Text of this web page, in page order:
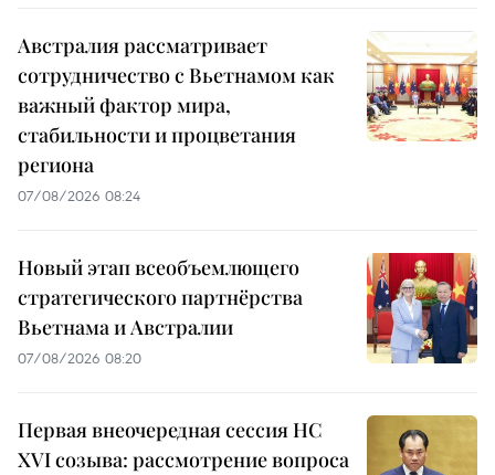
Австралия рассматривает
сотрудничество с Вьетнамом как
важный фактор мира,
стабильности и процветания
региона
07/08/2026 08:24
Новый этап всеобъемлющего
стратегического партнёрства
Вьетнама и Австралии
07/08/2026 08:20
Первая внеочередная сессия НС
XVI созыва: рассмотрение вопроса